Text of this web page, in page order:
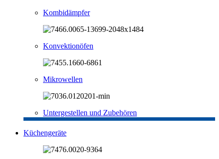
Kombidämpfer
Konvektionöfen
Mikrowellen
Untergestellen und Zubehören
Küchengeräte